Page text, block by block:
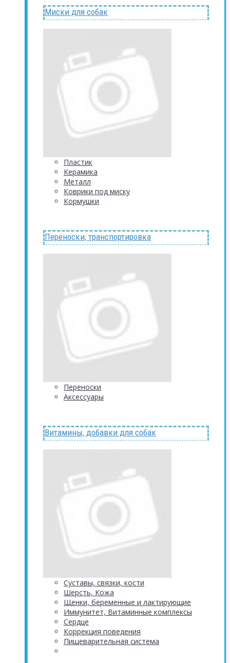
Миски для собак
Пластик
Керамика
Металл
Коврики под миску
Кормушки
Переноски, транспортировка
Переноски
Аксессуары
Витамины, добавки для собак
Суставы, связки, кости
Шерсть, Кожа
Щенки, беременные и лактирующие
Иммунитет, Витаминные комплексы
Сердце
Коррекция поведения
Пищеварительная система